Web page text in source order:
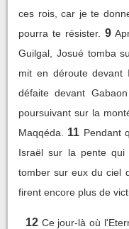
ces rois, car je te
pourra te résister. 9
Guilgal, Josué tomba
mit en déroute
défaite devant
poursuivant sur la
Maqqéda.
11 Pendant
Israël sur la pente qui
tomber sur eux du ciel
firent encore plus de
12 Ce jour-là où